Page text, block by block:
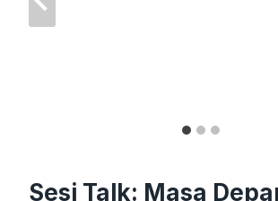
Sesi Talk: Masa